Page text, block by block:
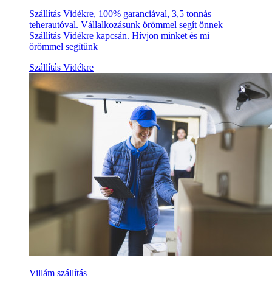
Szállítás Vidékre, 100% garanciával, 3,5 tonnás
teherautóval. Vállalkozásunk örömmel segít önnek
Szállítás Vidékre kapcsán. Hívjon minket és mi
örömmel segítünk
Szállítás Vidékre
Villám szállítás